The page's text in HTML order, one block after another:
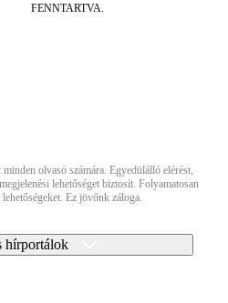
FENNTARTVA.
olvasó számára. Egyedülálló elérést,
lehetőséget biztosít. Folyamatosan
Ez jövőnk záloga.
hírportálok